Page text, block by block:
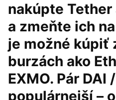
nakúpte
a zmeňte ich
je možné kúpiť
burzách ako
EXMO. Pár DAI
populárnejší –